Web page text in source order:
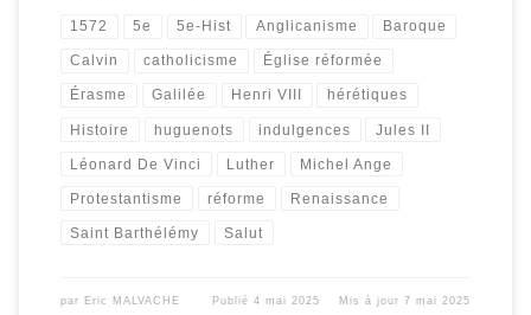
1572 5e 5e-Hist Anglicanisme Baroque
Calvin catholicisme Église réformée
Érasme Galilée Henri VIII hérétiques
Histoire huguenots indulgences Jules II
Léonard De Vinci Luther Michel Ange
Protestantisme réforme Renaissance
Saint Barthélémy Salut
par Eric MALVACHE Publié4 mai 2025 Mis à jour7 mai 2025